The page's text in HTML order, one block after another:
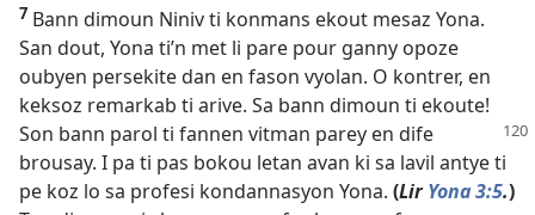
7 Bann dimoun Niniv ti konmans ekout mesaz Yona.
San dout, Yona ti’n met li pare pour ganny opoze
oubyen persekite dan en fason vyolan. O kontrer, en
keksoz remarkab ti arive. Sa bann dimoun ti ekoute!
Son bann parol ti fannen vitman parey en dife
brousay. I pa ti pas bokou letan avan ki sa lavil antye ti
pe koz lo sa profesi kondannasyon Yona. (Lir Yona 3:5.)